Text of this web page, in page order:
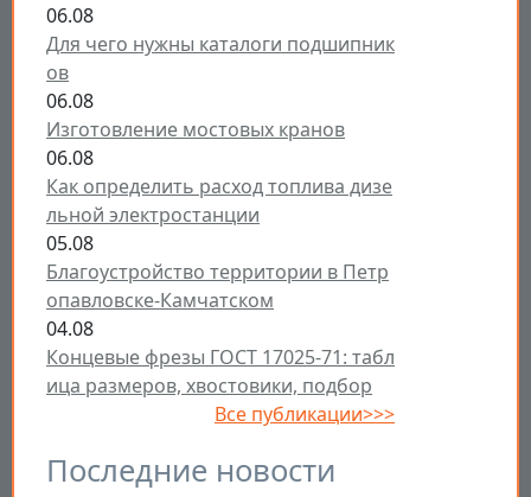
06.08
Для чего нужны каталоги подшипник
ов
06.08
Изготовление мостовых кранов
06.08
Как определить расход топлива дизе
льной электростанции
05.08
Благоустройство территории в Петр
опавловске-Камчатском
04.08
Концевые фрезы ГОСТ 17025-71: табл
ица размеров, хвостовики, подбор
Все публикации>>>
Последние новости